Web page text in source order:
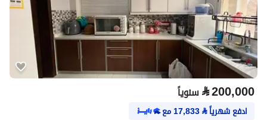
⃁200,000 سنوياً
ادفع شهرياً⃁
17,833مع